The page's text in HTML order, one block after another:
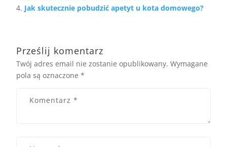
Jak skutecznie pobudzić apetyt u kota domowego?
Prześlij komentarz
Twój adres email nie zostanie opublikowany. Wymagane
pola są oznaczone*